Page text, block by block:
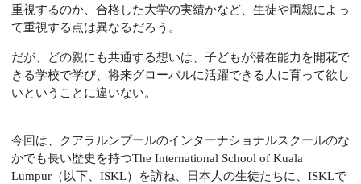
重視するのか、合格した大学の実績かなど、生徒や両親によっ
て重視する点は異なるだろう。
だが、どの親にも共通する想いは、子どもが潜在能力を開花で
きる学校で学び、将来グローバルに活躍できる人に育って欲し
いということに違いない。
今回は、クアラルンプールのインターナショナルスクールのな
かでも長い歴史を持つThe International School of Kuala
Lumpur（以下、ISKL）を訪ね、日本人の生徒たちに、ISKLで